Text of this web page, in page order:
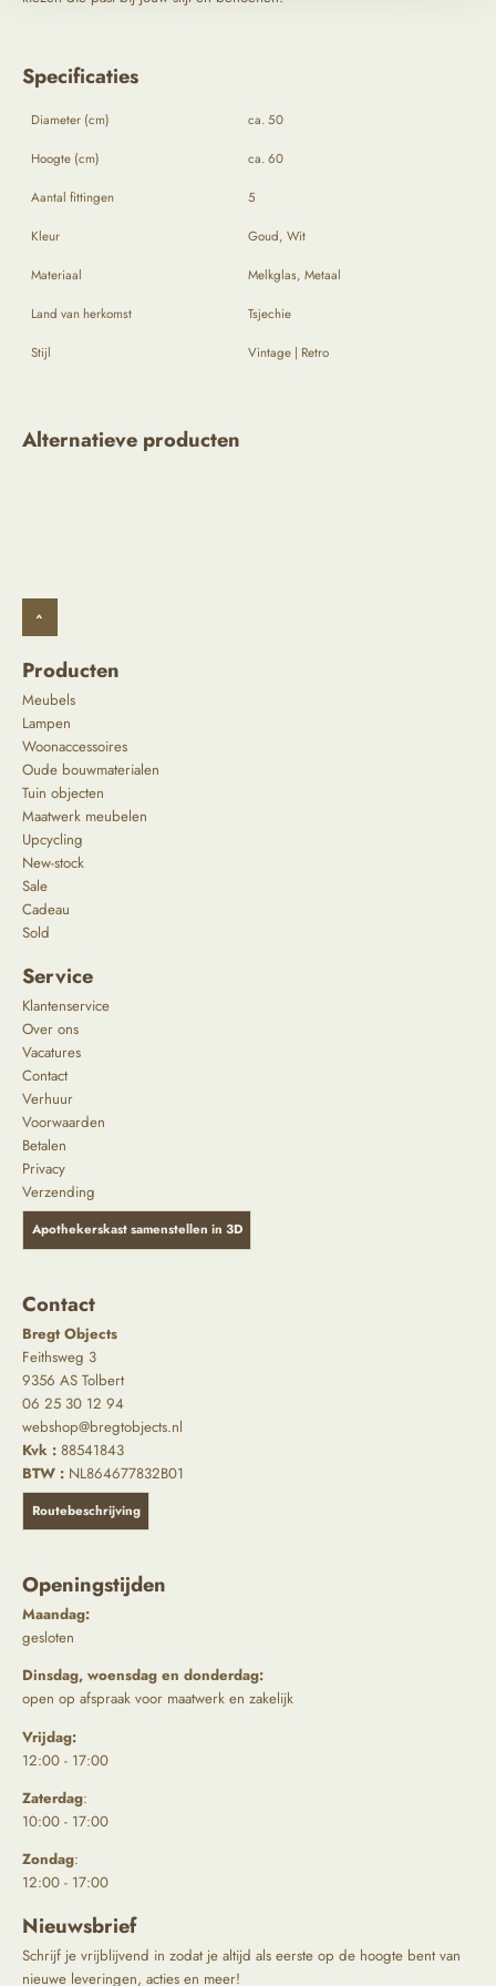
Specificaties
Diameter (cm) ca. 50
Hoogte (cm) ca. 60
Aantal fittingen 5
Kleur Goud, Wit
Materiaal Melkglas, Metaal
Land van herkomst Tsjechie
Stijl Vintage | Retro
Alternatieve producten
^
Producten
Meubels
Lampen
Woonaccessoires
Oude bouwmaterialen
Tuin objecten
Maatwerk meubelen
Upcycling
New-stock
Sale
Cadeau
Sold
Service
Klantenservice
Over ons
Vacatures
Contact
Verhuur
Voorwaarden
Betalen
Privacy
Verzending
Apothekerskast samenstellen in 3D
Contact
Bregt Objects
Feithsweg 3
9356 AS Tolbert
06 25 30 12 94
webshop@bregtobjects.nl
Kvk : 88541843
BTW : NL864677832B01
Routebeschrijving
Openingstijden
Maandag:
gesloten
Dinsdag, woensdag en donderdag:
open op afspraak voor maatwerk en zakelijk
Vrijdag:
12:00 - 17:00
Zaterdag:
10:00 - 17:00
Zondag:
12:00 - 17:00
Nieuwsbrief
Schrijf je vrijblijvend in zodat je altijd als eerste op de hoogte bent van
nieuwe leveringen, acties en meer!